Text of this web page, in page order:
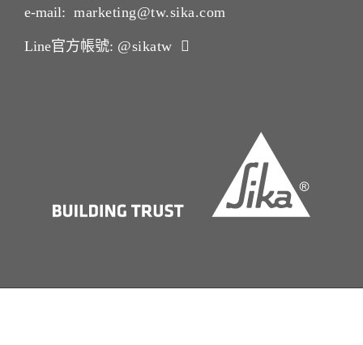
e-mail: marketing@tw.sika.com
Line官方帳號: @sikatw